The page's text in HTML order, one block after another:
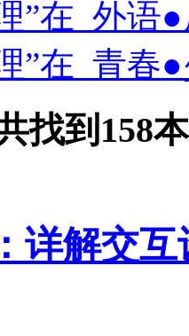
”在 外语
”在 青春
找到158
详解交